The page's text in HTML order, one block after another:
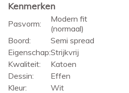
Kenmerken
Pasvorm:
Modern fit
(normaal)
Boord:
Semi spread
Eigenschap:Strijkvrij
Kwaliteit:
Katoen
Dessin:
Effen
Kleur:
Wit